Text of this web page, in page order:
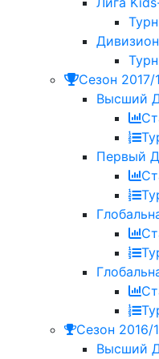
Сезон 2017/
Высший
Первый
Сезон 2016/
Высший